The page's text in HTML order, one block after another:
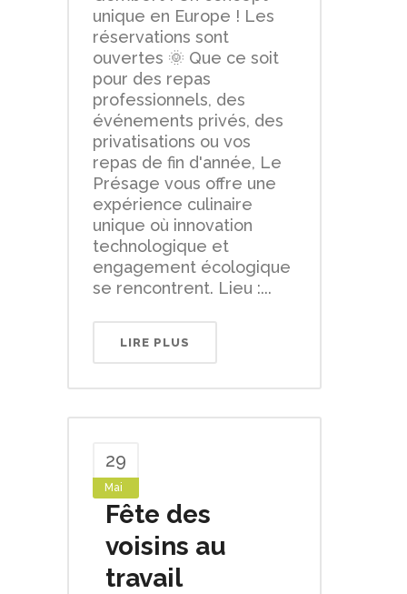
unique en Europe ! Les
réservations sont
ouvertes 🌞 Que ce soit
pour des repas
professionnels, des
événements privés, des
privatisations ou vos
repas de fin d'année, Le
Présage vous offre une
expérience culinaire
unique où innovation
technologique et
engagement écologique
se rencontrent. Lieu :...
LIRE PLUS
29
Mai
Fête des
voisins au
travail